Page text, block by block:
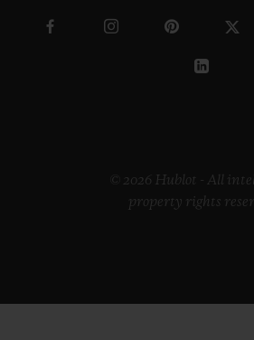
© 2026 Hublot - All
property rights